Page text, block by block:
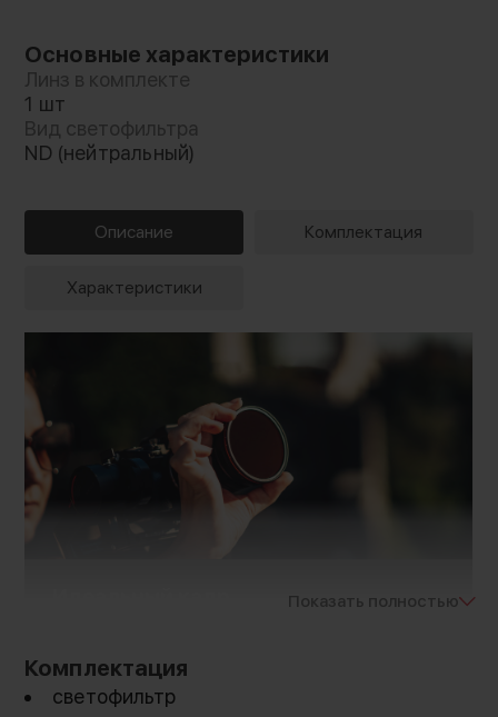
Основные характеристики
Линз в комплекте
1 шт
Вид светофильтра
ND (нейтральный)
Описание Комплектация
Характеристики
плотности позволяет сократить
светопропускаемость при избыточном
Показать полностью
Комплектация
светофильтр